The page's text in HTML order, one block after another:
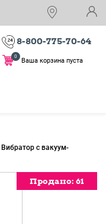
8-800-775-70-64
Ваша корзина пуста
0
Вибратор с вакуум-
Продано: 61
Продано: 61
Продано: 61
Продано: 61
Продано: 61
Продано: 61
Продано: 61
Продано: 61
Продано: 61
Продано: 61
Продано: 61
Продано: 61
Продано: 61
Продано: 61
Продано: 61
Продано: 61